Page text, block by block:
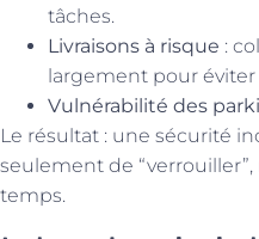
tâches.
Livraisons à risque :
largement pour éviter
Vulnérabilité des
Le résultat : une sécurité
seulement de “verrouiller”,
temps.